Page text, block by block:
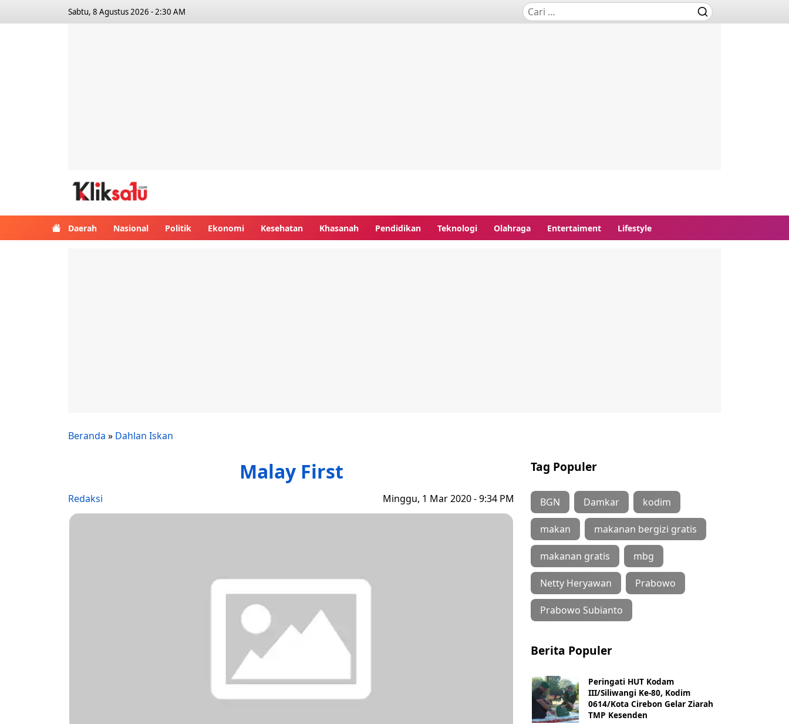
Sabtu, 8 Agustus 2026 - 2:30 AM
Daerah Nasional Politik Ekonomi Kesehatan Khasanah Pendidikan Teknologi Olahraga Entertaiment Lifestyle
Beranda » Dahlan Iskan
Malay First
Redaksi Minggu, 1 Mar 2020 - 9:34 PM
Tag Populer
BGN Damkar kodim
makan makanan bergizi gratis
makanan gratis mbg
Netty Heryawan Prabowo
Prabowo Subianto
Berita Populer
Peringati HUT Kodam
III/Siliwangi Ke-80, Kodim
0614/Kota Cirebon Gelar Ziarah
TMP Kesenden